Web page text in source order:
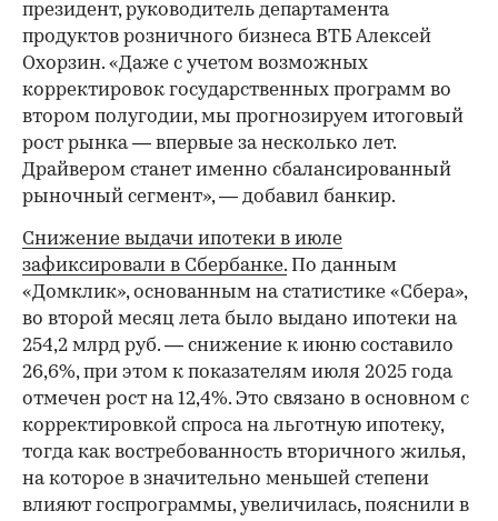
президент, руководитель департамента
продуктов розничного бизнеса ВТБ Алексей
Охорзин. «Даже с учетом возможных
корректировок государственных программ во
втором полугодии, мы прогнозируем итоговый
рост рынка — впервые за несколько лет.
Драйвером станет именно сбалансированный
рыночный сегмент», — добавил банкир.
Снижение выдачи ипотеки в июле
зафиксировали в Сбербанке. По данным
«Домклик», основанным на статистике «Сбера»,
во второй месяц лета было выдано ипотеки на
254,2 млрд руб. — снижение к июню составило
26,6%, при этом к показателям июля 2025 года
отмечен рост на 12,4%. Это связано в основном с
корректировкой спроса на льготную ипотеку,
тогда как востребованность вторичного жилья,
на которое в значительно меньшей степени
влияют госпрограммы, увеличилась, пояснили в